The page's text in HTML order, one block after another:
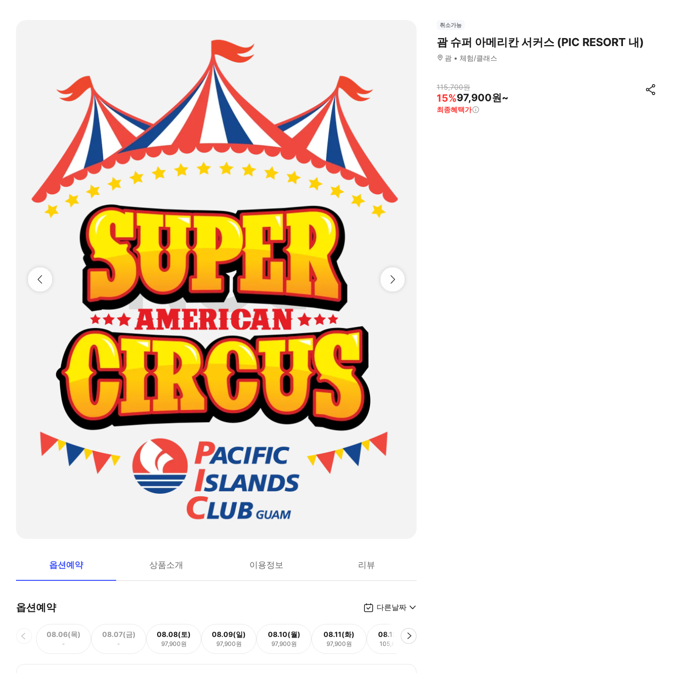
옵션예약 상품소개 이용정보 리뷰
옵션예약 다른날짜
08.06(목)
-
08.07(금)
-
08.08(토)
97,900원
08.09(일)
97,900원
08.10(월)
97,900원
08.11(화)
97,900원
08.12(수)
105,600원
취소가능
괌 슈퍼 아메리칸 서커스 (PIC RESORT 내)
괌 체험/클래스
115,700원
15%97,900원~
최종혜택가